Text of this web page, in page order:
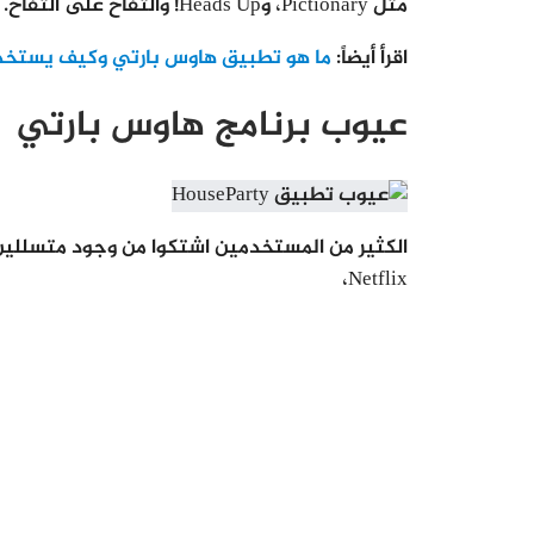
اقرأ أيضاً: ما هو تطبيق هاوس بارتي وكيف
عيوب برنامج هاوس بارتي
Netflix،